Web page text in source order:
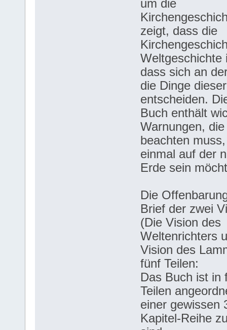
um die
zeigt, dass die
Weltgeschichte
dass sich an
die Dinge
entscheiden.
Buch enthält
Warnungen,
beachten
einmal auf der
Erde sein
Die
Brief der zwei
(Die Vision des
Weltenrichters
Vision des
fünf Teilen:
Das Buch ist in
Teilen
einer gewissen
Kapitel-Reihe